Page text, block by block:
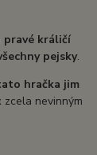
pravé králičí
pejsky.
hračka jim
zcela nevinným